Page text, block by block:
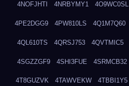
4NOFJHTI 4NRBYMY1 4O9WC0SL
4PE2DGG9 4PW810LS 4Q1M7Q60
4QL610TS 4QRSJ753 4QVTMIC5
4SGZZGF9 4SHI3FUE 4SRMCB32
4T8GUZVK 4TAWVEKW 4TBBI1Y5